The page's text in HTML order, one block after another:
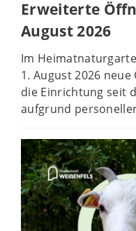
Erweiterte
August 2026
Im
1. August 2026
die Einrichtung seit
aufgrund